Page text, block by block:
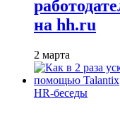
на hh.ru
2 марта
HR-беседы